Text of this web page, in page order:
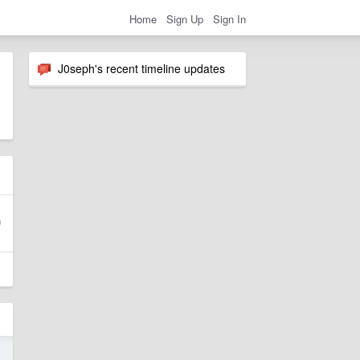
Home Sign Up Sign In
J0seph's recent timeline updates